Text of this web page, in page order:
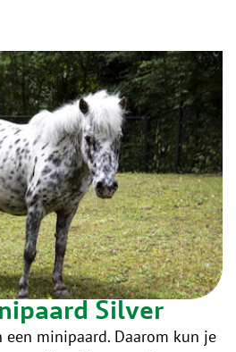
Silver
een minipaard. Daarom kun je